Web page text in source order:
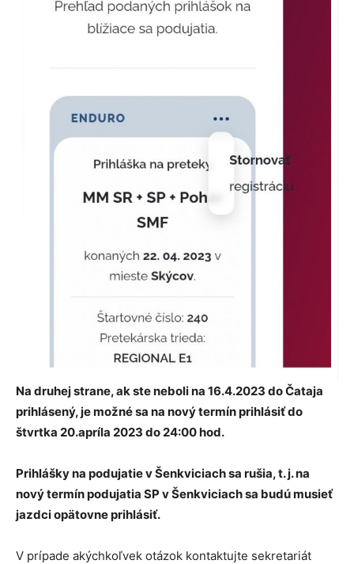
Na druhej strane, ak ste neboli na 16.4.2023 do Čataja
prihlásený, je možné sa na nový termín prihlásiť do
štvrtka 20.apríla 2023 do 24:00 hod.
Prihlášky na podujatie v Šenkviciach sa rušia, t. j. na
nový termín podujatia SP v Šenkviciach sa budú musieť
jazdci opätovne prihlásiť.
V prípade akýchkoľvek otázok kontaktujte sekretariát